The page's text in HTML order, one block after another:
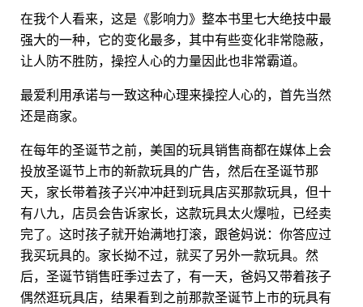
在我个人看来，这是《影响力》整本书里七大绝技中最
强大的一种，它的变化最多，其中有些变化非常隐蔽，
让人防不胜防，操控人心的力量因此也非常霸道。
最爱利用承诺与一致这种心理来操控人心的，首先当然
还是商家。
在每年的圣诞节之前，美国的玩具销售商都在媒体上会
投放圣诞节上市的新款玩具的广告，然后在圣诞节那
天，家长带着孩子兴冲冲赶到玩具店买那款玩具，但十
有八九，店员会告诉家长，这款玩具太火爆啦，已经卖
完了。这时孩子就开始满地打滚，跟爸妈说：你答应过
我买玩具的。家长拗不过，就买了另外一款玩具。然
后，圣诞节销售旺季过去了，有一天，爸妈又带着孩子
偶然逛玩具店，结果看到之前那款圣诞节上市的玩具有